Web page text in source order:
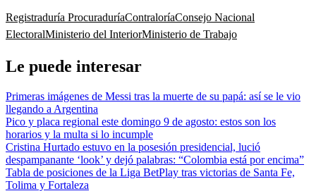
Registraduría ProcuraduríaContraloríaConsejo Nacional
ElectoralMinisterio del InteriorMinisterio de Trabajo
Le puede interesar
Primeras imágenes de Messi tras la muerte de su papá: así se le vio
llegando a Argentina
Pico y placa regional este domingo 9 de agosto: estos son los
horarios y la multa si lo incumple
Cristina Hurtado estuvo en la posesión presidencial, lució
despampanante ‘look’ y dejó palabras: “Colombia está por encima”
Tabla de posiciones de la Liga BetPlay tras victorias de Santa Fe,
Tolima y Fortaleza